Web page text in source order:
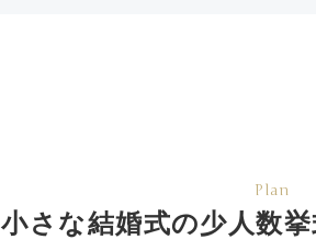
Plan
小さな結婚式の少人数挙